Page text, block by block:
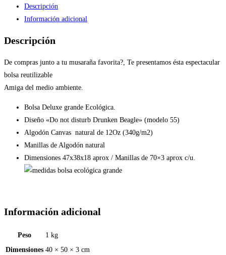
Descripción
Información adicional
Descripción
De compras junto a tu musaraña favorita?, Te presentamos ésta espectacular
bolsa reutilizable
Amiga del medio ambiente.
Bolsa Deluxe grande Ecológica.
Diseño «Do not disturb Drunken Beagle» (modelo 55)
Algodón Canvas natural de 12Oz (340g/m2)
Manillas de Algodón natural
Dimensiones 47x38x18 aprox / Manillas de 70×3 aprox c/u.
Información adicional
Peso
1 kg
Dimensiones 40 × 50 × 3 cm